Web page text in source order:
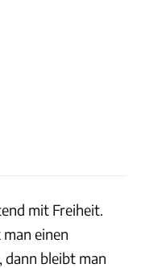
mit Freiheit.
einen
dann bleibt man